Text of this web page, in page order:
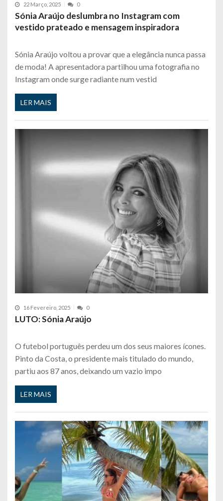
22 Março, 2025 0
Sónia Araújo deslumbra no Instagram com
vestido prateado e mensagem inspiradora
Sónia Araújo voltou a provar que a elegância nunca passa
de moda! A apresentadora partilhou uma fotografia no
Instagram onde surge radiante num vestid
LER MAIS
16 Fevereiro, 2025 0
LUTO: Sónia Araújo
O futebol português perdeu um dos seus maiores ícones.
Pinto da Costa, o presidente mais titulado do mundo,
partiu aos 87 anos, deixando um vazio impo
LER MAIS